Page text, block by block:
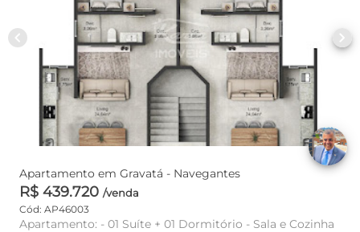
chevron_left chevron_right
Apartamento em Gravatá - Navegantes
R$ 439.720 /venda
Cód: AP46003
Apartamento: - 01 Suíte + 01 Dormitório - Sala e Cozinha